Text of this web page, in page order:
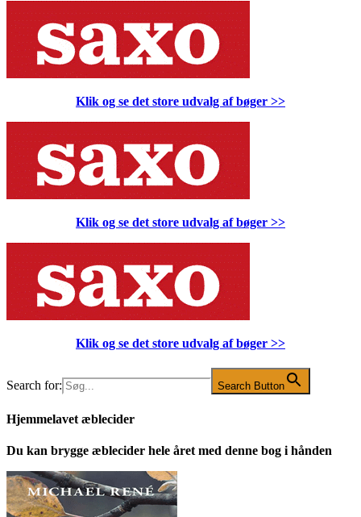
Klik og se det store udvalg af bøger >>
Klik og se det store udvalg af bøger >>
Klik og se det store udvalg af bøger >>
Search for: Search Button
Hjemmelavet æblecider
Du kan brygge æblecider hele året med denne bog i hånden